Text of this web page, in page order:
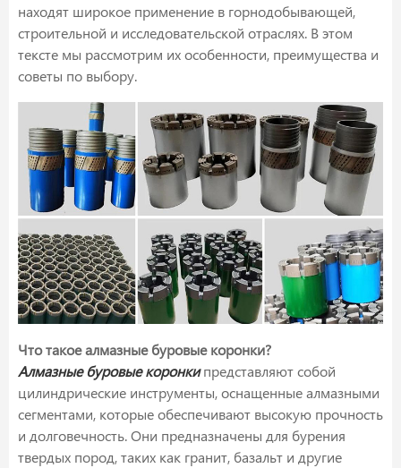
находят широкое применение в горнодобывающей,
строительной и исследовательской отраслях. В этом
тексте мы рассмотрим их особенности, преимущества и
советы по выбору.
Что такое алмазные буровые коронки?
Алмазные буровые коронкипредставляют собой
цилиндрические инструменты, оснащенные алмазными
сегментами, которые обеспечивают высокую прочность
и долговечность. Они предназначены для бурения
твердых пород, таких как гранит, базальт и другие